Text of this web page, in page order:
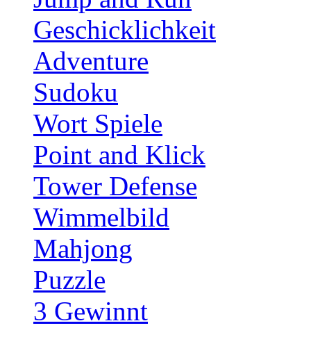
Geschicklichkeit
Adventure
Sudoku
Wort Spiele
Point and Klick
Tower Defense
Wimmelbild
Mahjong
Puzzle
3 Gewinnt